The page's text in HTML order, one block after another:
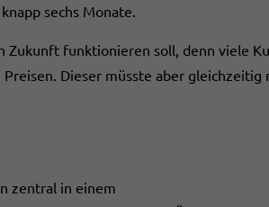
sechs Monate.
Zukunft funktionieren soll, denn viele
Dieser müsste aber gleichzeitig
zentral in einem